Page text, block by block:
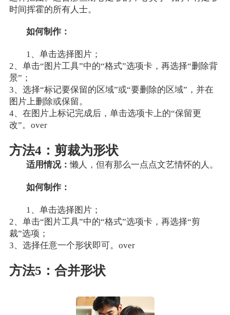
时间挥霍的所有人士。
如何制作：
1、单击选择图片；
2、单击“图片工具”中的“格式”选项卡，再选择“删除背
景”；
3、选择“标记要保留的区域”或“要删除的区域”，并在
图片上删除或保留。
4、在图片上标记完成后，单击选项卡上的“保留更
改”。over
方法4：剪裁为形状
适用情况：懒人，但有那么一点点文艺情怀的人。
如何制作：
1、单击选择图片；
2、单击“图片工具”中的“格式”选项卡，再选择“剪
裁”选项；
3、选择任意一个形状即可。over
方法5：合并形状